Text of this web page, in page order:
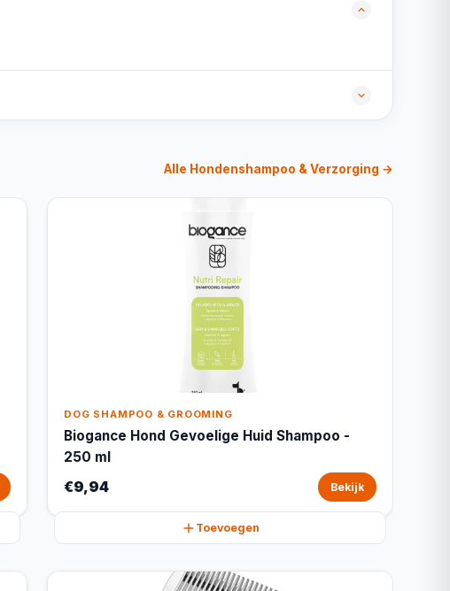
Alle Hondenshampoo & Verzorging →
DOG SHAMPOO & GROOMING
Biogance Hond Gevoelige Huid Shampoo -
250 ml
€9,94 Bekijk
Toevoegen